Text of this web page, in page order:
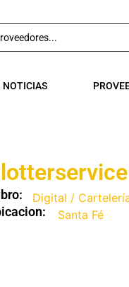
NOTICIAS
Digital /
Santa Fé